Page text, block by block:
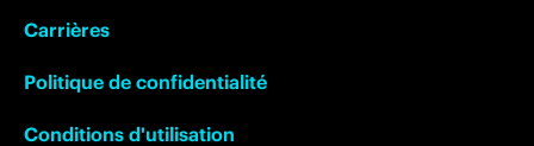
Carrières
Politique de confidentialité
Conditions d'utilisation